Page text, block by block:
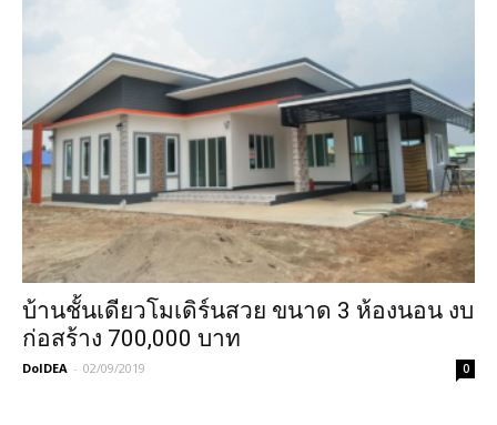
บ้านชั้นเดียวโมเดิร์นสวย ขนาด 3 ห้องนอน งบ
ก่อสร้าง 700,000 บาท
DoIDEA - 02/09/2019 0